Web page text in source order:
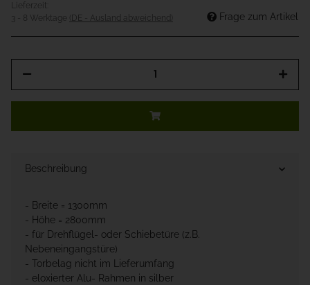
Lieferzeit:
3 - 8 Werktage
(DE - Ausland abweichend) Frage zum Artikel
Beschreibung
- Breite = 1300mm
- Höhe = 2800mm
- für Drehflügel- oder Schiebetüre (z.B.
Nebeneingangstüre)
- Torbelag nicht im Lieferumfang
- eloxierter Alu- Rahmen in silber